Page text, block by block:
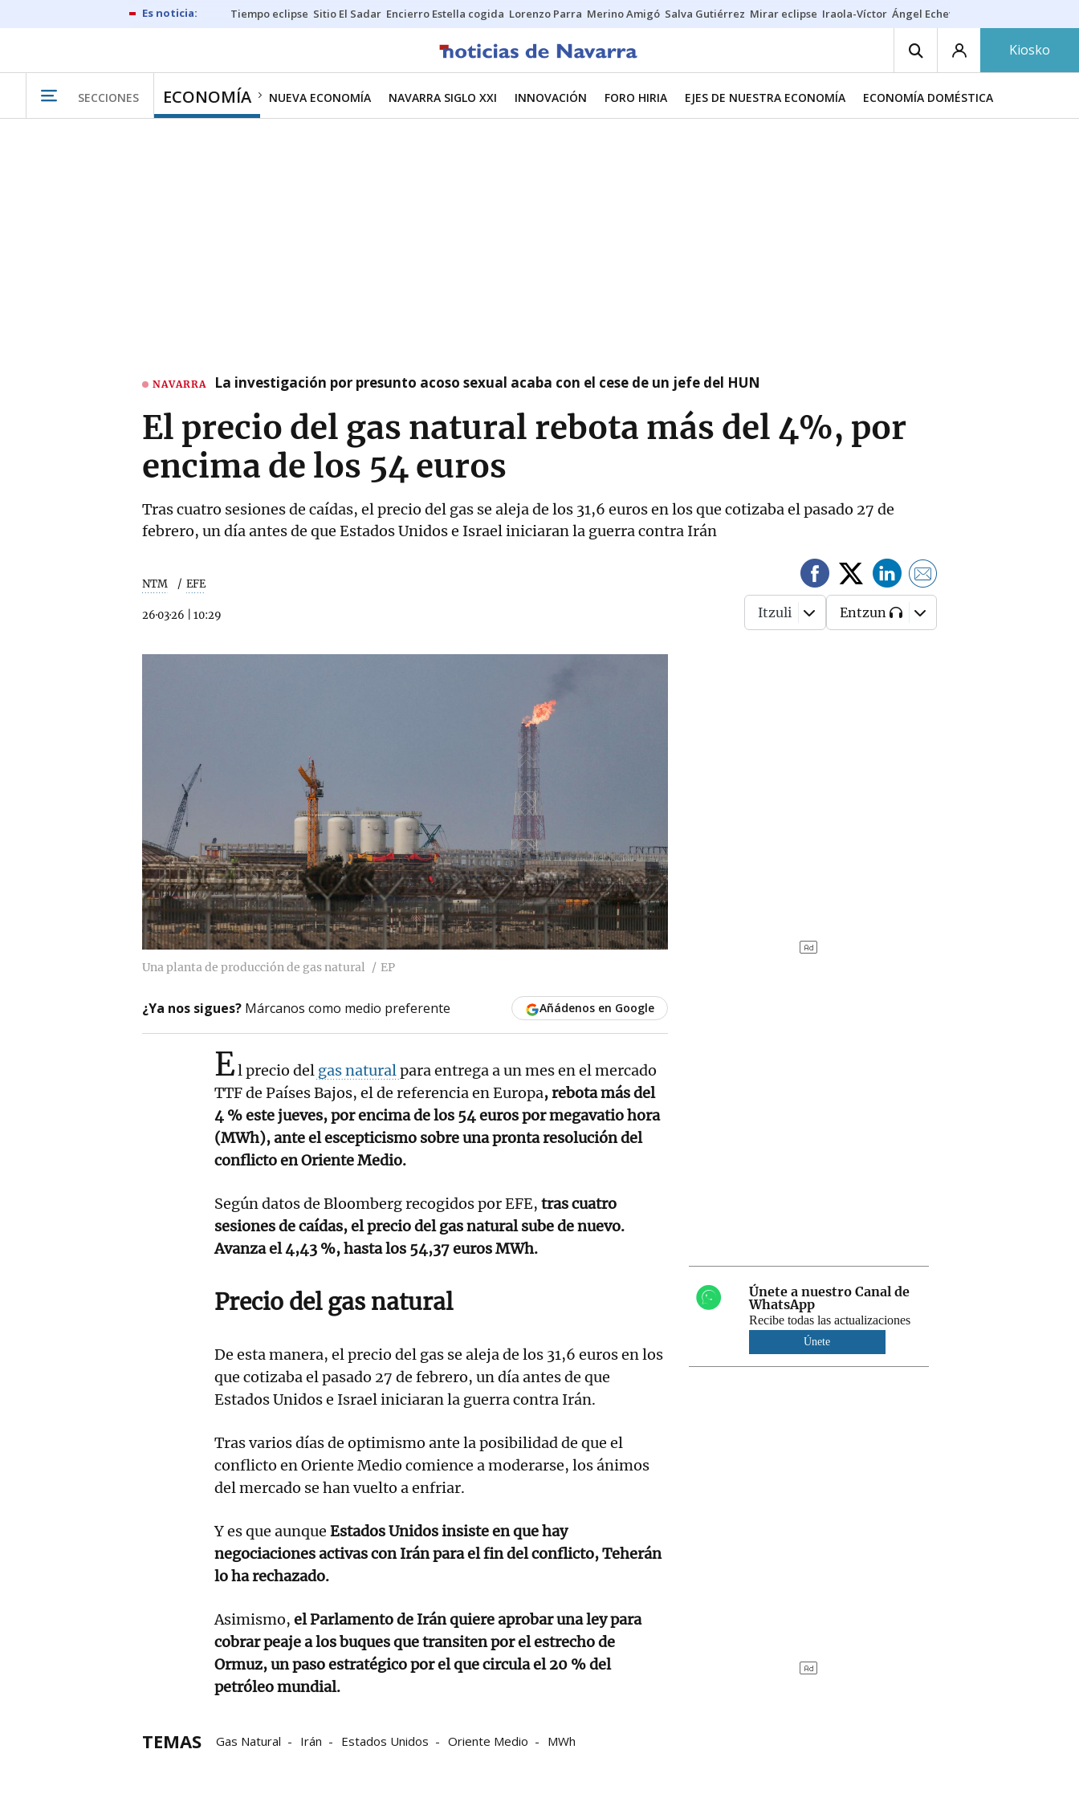
Tiempo eclipse Sitio El Sadar Encierro Estella cogida Lorenzo Parra Merino Amigó Salva Gutiérrez Mirar eclipse Iraola-Víctor Ángel Echeverría
Kiosko
SECCIONES ECONOMÍA NUEVA ECONOMÍA NAVARRA SIGLO XXI INNOVACIÓN FORO HIRIA EJES DE NUESTRA ECONOMÍA ECONOMÍA DOMÉSTICA
NAVARRA La investigación por presunto acoso sexual acaba con el cese de un jefe del HUN
El precio del gas natural rebota más del 4%, por
encima de los 54 euros
Tras cuatro sesiones de caídas, el precio del gas se aleja de los 31,6 euros en los que cotizaba el pasado 27 de
febrero, un día antes de que Estados Unidos e Israel iniciaran la guerra contra Irán
NTM EFE
26·03·26 10:29 Itzuli Entzun
Una planta de producción de gas natural EP
¿Ya nos sigues? Márcanos como medio preferente Añádenos en Google
El precio del gas naturalpara entrega a un mes en el mercado
TTF de Países Bajos, el de referencia en Europa, rebota más del
4 % este jueves, por encima de los 54 euros por megavatio hora
(MWh), ante el escepticismo sobre una pronta resolución del
conflicto en Oriente Medio.
Según datos de Bloomberg recogidos por EFE, tras cuatro
sesiones de caídas, el precio del gas natural sube de nuevo.
Avanza el 4,43 %, hasta los 54,37 euros MWh.
Precio del gas natural
De esta manera, el precio del gas se aleja de los 31,6 euros en los
que cotizaba el pasado 27 de febrero, un día antes de que
Estados Unidos e Israel iniciaran la guerra contra Irán.
Tras varios días de optimismo ante la posibilidad de que el
conflicto en Oriente Medio comience a moderarse, los ánimos
del mercado se han vuelto a enfriar.
Y es que aunque Estados Unidos insiste en que hay
negociaciones activas con Irán para el fin del conflicto, Teherán
lo ha rechazado.
Asimismo, el Parlamento de Irán quiere aprobar una ley para
cobrar peaje a los buques que transiten por el estrecho de
Ormuz, un paso estratégico por el que circula el 20 % del
petróleo mundial.
TEMAS Gas Natural Irán Estados Unidos Oriente Medio MWh
Únete a nuestro Canal de
WhatsApp
Recibe todas las actualizaciones
Únete